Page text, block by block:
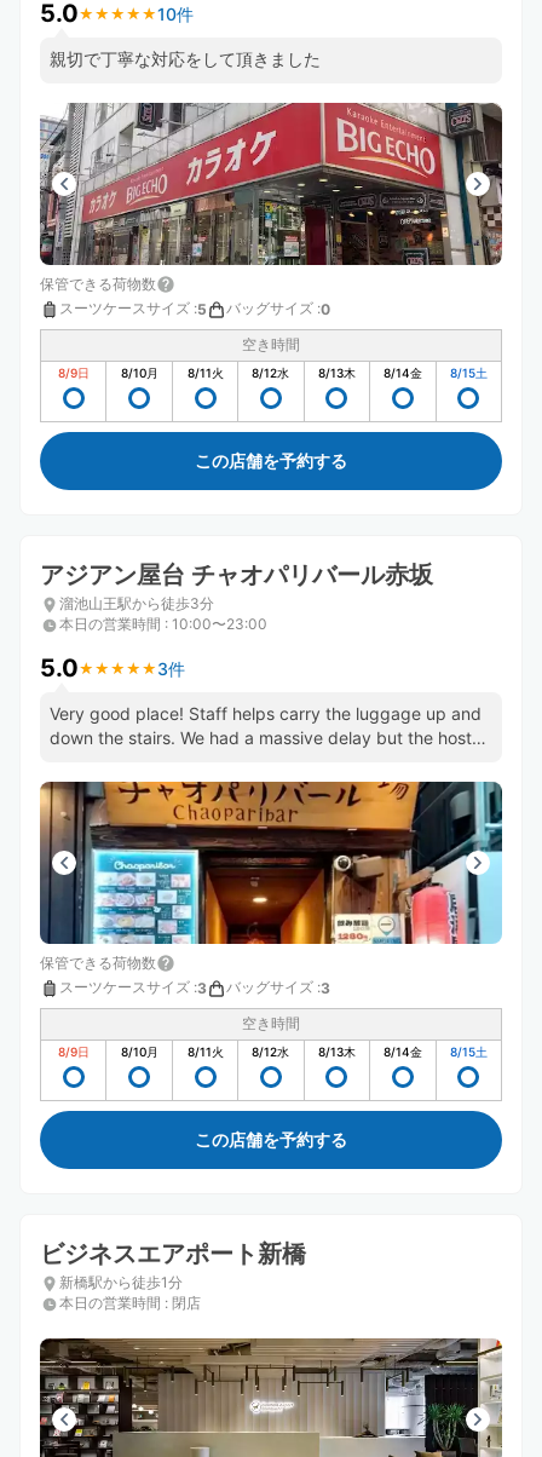
5.0★ ★ ★ ★ ★
★ ★ ★ ★ ★10件
親切で丁寧な対応をして頂きました
保管できる荷物数
スーツケースサイズ :5 バッグサイズ :0
空き時間
8/9日 8/10月 8/11火 8/12水 8/13木 8/14金 8/15土
この店舗を予約する
アジアン屋台 チャオパリバール赤坂
溜池山王駅から徒歩3分
本日の営業時間 : 10:00〜23:00
5.0★ ★ ★ ★ ★
★ ★ ★ ★ ★ 3件
Very good place! Staff helps carry the luggage up and
down the stairs. We had a massive delay but the host
保管できる荷物数
スーツケースサイズ :3 バッグサイズ :3
空き時間
8/9日 8/10月 8/11火 8/12水 8/13木 8/14金 8/15土
この店舗を予約する
ビジネスエアポート新橋
新橋駅から徒歩1分
本日の営業時間 : 閉店